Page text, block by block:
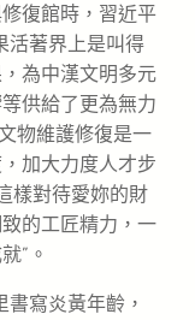
復館時，習近平
活著界上是叫得
為中漢文明多元
供給了更為無力
物維護修復是一
加大力度人才步
樣對待愛妳的財
的工匠精力，一
”。
寫炎黃年齡，